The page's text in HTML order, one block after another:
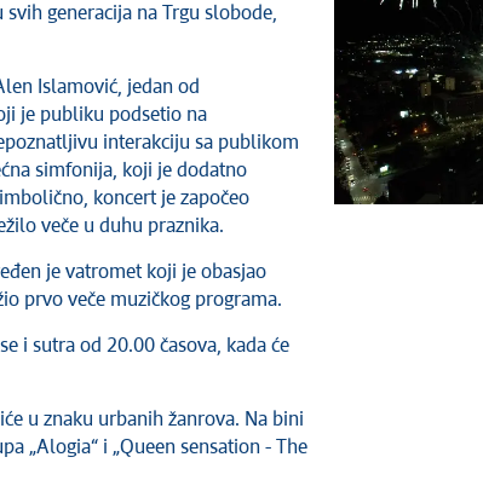
generacija na Trgu slobode,
Islamović, jedan od
je publiku podsetio na
interakciju sa publikom
simfonija, koji je dodatno
koncert je započeo
veče u duhu praznika.
je vatromet koji je obasjao
prvo veče muzičkog programa.
i sutra od 20.00 časova, kada će
u znaku urbanih žanrova. Na bini
„Alogia“ i „Queen sensation - The